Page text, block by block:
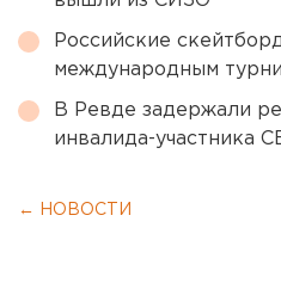
Российские
международным
В Ревде задержали
инвалида-участника
← НОВОСТИ